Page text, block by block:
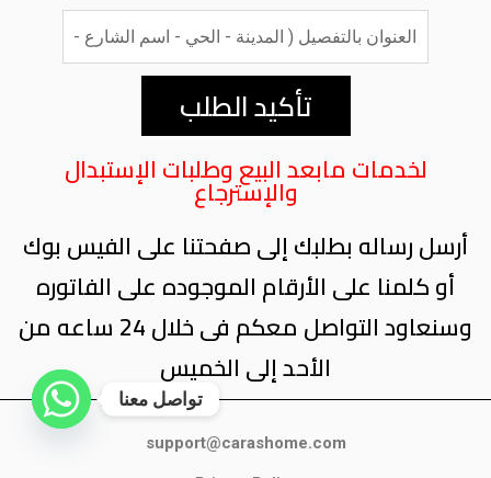
تأكيد الطلب
لخدمات مابعد البيع وطلبات الإستبدال
والإسترجاع
أرسل رساله بطلبك إلى صفحتنا على الفيس بوك
أو كلمنا على الأرقام الموجوده على الفاتوره
وسنعاود التواصل معكم فى خلال 24 ساعه من
الأحد إلى الخميس
support@carashome.com
تواصل معنا